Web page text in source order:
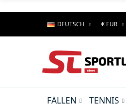
DEUTSCH € EUR
FÄLLEN TENNIS